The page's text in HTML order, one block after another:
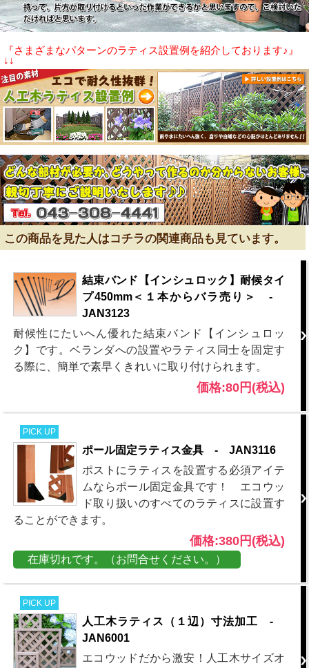
『さまざまなパターンのラティス設置例を紹介しております♪』
↓↓
この商品を見た人はコチラの関連商品も見ています。
結束バンド【インシュロック】耐候タイ
プ450mm＜１本からバラ売り＞ -
JAN3123
耐候性にたいへん優れた結束バンド【インシュロッ
ク】です。ベランダへの設置やラティス同士を固定す
る際に、簡単で素早くきれいに取り付けられます。
価格:80円(税込)
PICK UP
ポール固定ラティス金具 - JAN3116
ポストにラティスを設置する必須アイテ
ムならポール固定金具です！ エコウッ
ド取り扱いのすべてのラティスに設置す
ることができます。
価格:380円(税込)
在庫切れです。（お問合せください。）
PICK UP
人工木ラティス（１辺）寸法加工 -
JAN6001
エコウッドだから激安！人工木サイズオ